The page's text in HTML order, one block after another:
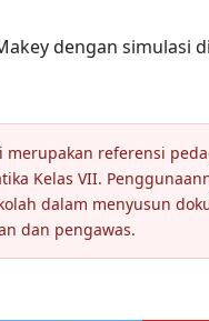
dengan simulasi
merupakan referensi
Kelas VII.
dalam menyusun
dan pengawas.